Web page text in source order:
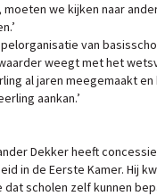
moeten we kijken naar
van
weegt met het
al jaren meegemaakt en
aankan.’
Dekker heeft
in de Eerste Kamer. Hij
scholen zelf kunnen